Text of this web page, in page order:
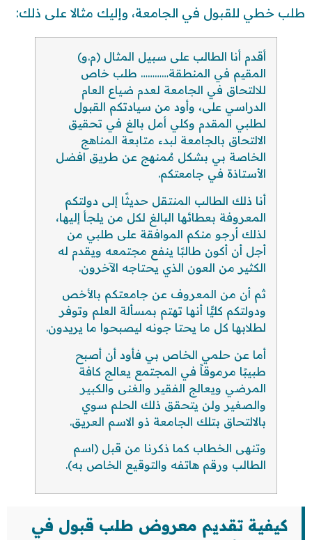
طلب خطي للقبول في الجامعة، وإليك مثالا على ذلك:
أقدم أنا الطالب على سبيل المثال (م.و)
المقيم في المنطقة………… طلب خاص
للالتحاق في الجامعة لعدم ضياع العام
الدراسي على، وأود من سيادتكم القبول
لطلبي المقدم وكلي أمل بالغ في تحقيق
الالتحاق بالجامعة لبدء متابعة المناهج
الخاصة بي بشكل مُمنهج عن طريق افضل
الأستاذة في جامعتكم.
أنا ذلك الطالب المنتقل حديثًا إلى دولتكم
المعروفة بعطائها البالغ لكل من يلجأ إليها،
لذلك أرجو منكم الموافقة على طلبي من
أجل أن أكون طالبًا ينفع مجتمعه ويقدم له
الكثير من العون الذي يحتاجه الآخرون.
ثم أن من المعروف عن جامعتكم بالأخص
ودولتكم كليًّا أنها تهتم بمسألة العلم وتوفر
لطلابها كل ما يحتا جونه ليصبحوا ما يريدون.
أما عن حلمي الخاص بي فأود أن أصبح
طبيبًا مرموقاً في المجتمع يعالج كافة
المرضي ويعالج الفقير والغنى والكبير
والصغير ولن يتحقق ذلك الحلم سوي
بالالتحاق بتلك الجامعة ذو الاسم العريق.
وتنهى الخطاب كما ذكرنا من قبل (اسم
الطالب ورقم هاتفه والتوقيع الخاص به).
كيفية تقديم معروض طلب قبول في